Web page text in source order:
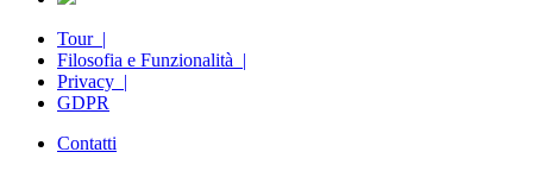
Tour |
Filosofia e Funzionalità |
Privacy |
GDPR
Contatti